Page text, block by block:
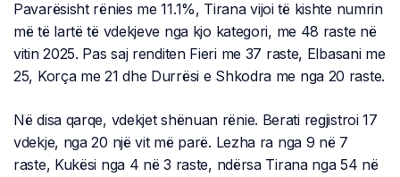
Pavarësisht rënies me 11.1%, Tirana vijoi të kishte numrin
më të lartë të vdekjeve nga kjo kategori, me 48 raste në
vitin 2025. Pas saj renditen Fieri me 37 raste, Elbasani me
25, Korça me 21 dhe Durrësi e Shkodra me nga 20 raste.
Në disa qarqe, vdekjet shënuan rënie. Berati regjistroi 17
vdekje, nga 20 një vit më parë. Lezha ra nga 9 në 7
raste, Kukësi nga 4 në 3 raste, ndërsa Tirana nga 54 në